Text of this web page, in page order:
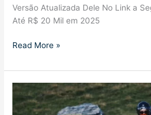
Versão Atualizada Dele No Link a
Até R$ 20 Mil em 2025
Top
Motos
Custom
Baratas,
até
Read More »